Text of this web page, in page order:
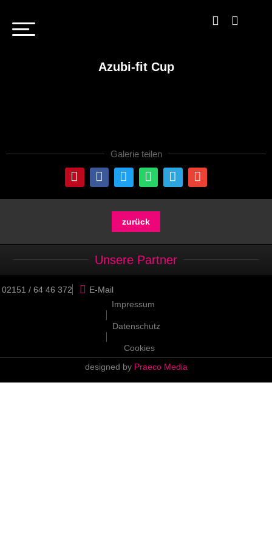
Azubi-fit Cup
Galerie teilen
zurück
Unsere Partner
02151 / 64 46 372
E-Mail
Impressum
Datenschutz
Cookies
designed by Praeco Media